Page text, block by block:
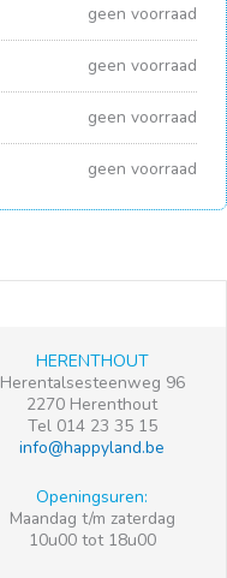
geen voorraad
geen voorraad
geen voorraad
geen voorraad
HERENTHOUT
Herentalsesteenweg 96
2270 Herenthout
Tel 014 23 35 15
info@happyland.be
Openingsuren:
Maandag t/m zaterdag
10u00 tot 18u00